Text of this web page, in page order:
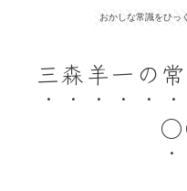
おかしな常識をひっ
三森羊一の